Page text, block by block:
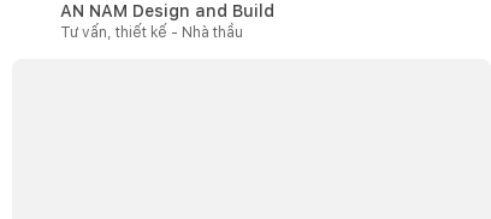
AN NAM Design and Build
Tư vấn, thiết kế - Nhà thầu